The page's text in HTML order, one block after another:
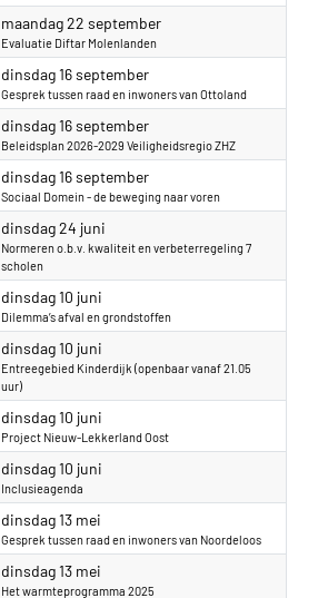
maandag 22 september2025
Evaluatie Diftar Molenlanden
dinsdag 16 september2025
Gesprek tussen raad en inwoners van Ottoland
dinsdag 16 september2025
Beleidsplan 2026-2029 Veiligheidsregio ZHZ
dinsdag 16 september2025
Sociaal Domein - de beweging naar voren
dinsdag 24 juni
Normeren o.b.v. kwaliteit en verbeterregeling 7
scholen
dinsdag 10 juni
Dilemma’s afval en grondstoffen
dinsdag 10 juni
Entreegebied Kinderdijk (openbaar vanaf 21.05
uur)
dinsdag 10 juni
Project Nieuw-Lekkerland Oost
dinsdag 10 juni
Inclusieagenda
dinsdag 13 mei
Gesprek tussen raad en inwoners van Noordeloos
dinsdag 13 mei
Het warmteprogramma 2025